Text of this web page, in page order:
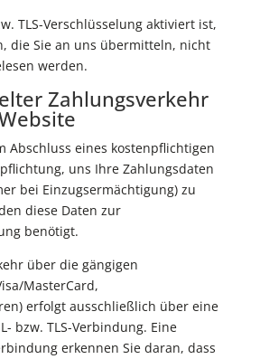
TLS-Verschlüsselung aktiviert ist,
die Sie an uns übermitteln, nicht
werden.
Zahlungsverkehr
Abschluss eines kostenpflichtigen
uns Ihre Zahlungsdaten
bei Einzugsermächtigung) zu
diese Daten zur
benötigt.
über die gängigen
MasterCard,
erfolgt ausschließlich über eine
bzw. TLS-Verbindung. Eine
erkennen Sie daran, dass